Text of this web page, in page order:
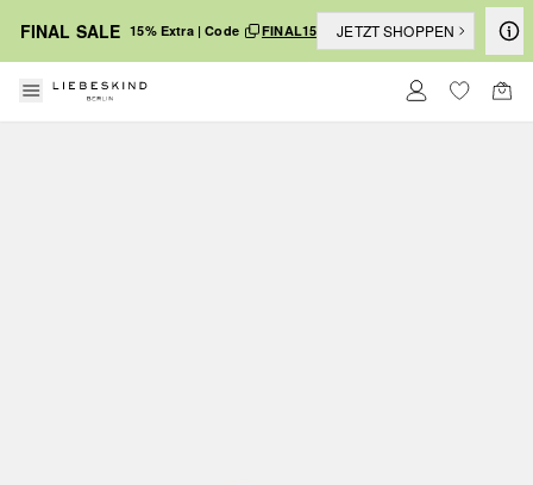
FINAL SALE 15% Extra | Code FINAL15 JETZT SHOPPEN